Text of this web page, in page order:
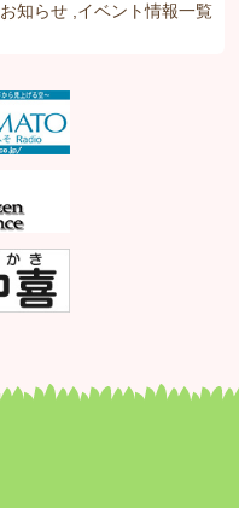
お知らせ, イベント情報一覧